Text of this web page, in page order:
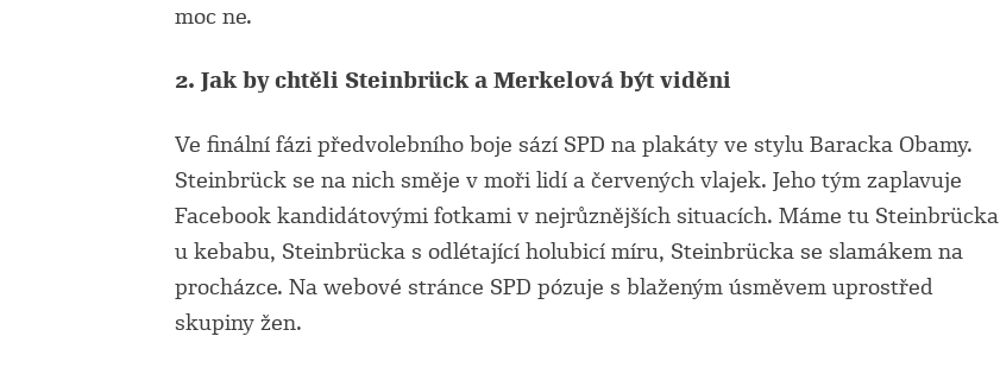
moc ne.
2. Jak by chtěli Steinbrück a Merkelová být viděni
Ve finální fázi předvolebního boje sází SPD na plakáty ve stylu Baracka Obamy.
Steinbrück se na nich směje v moři lidí a červených vlajek. Jeho tým zaplavuje
Facebook kandidátovými fotkami v nejrůznějších situacích. Máme tu Steinbrücka
u kebabu, Steinbrücka s odlétající holubicí míru, Steinbrücka se slamákem na
procházce. Na webové stránce SPD pózuje s blaženým úsměvem uprostřed
skupiny žen.